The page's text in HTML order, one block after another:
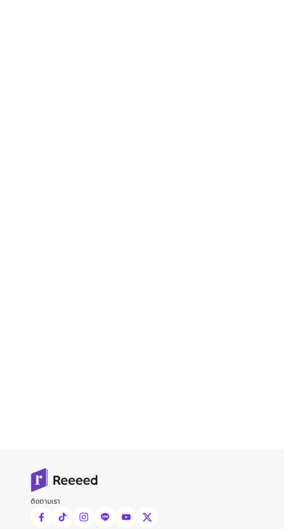
ติดตามเรา